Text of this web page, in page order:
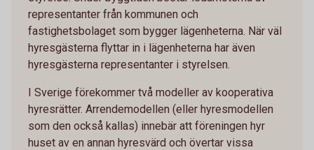
representanter från kommunen och
fastighetsbolaget som bygger lägenheterna. När väl
hyresgästerna flyttar in i lägenheterna har även
hyresgästerna representanter i styrelsen.
I Sverige förekommer två modeller av kooperativa
hyresrätter. Arrendemodellen (eller hyresmodellen
som den också kallas) innebär att föreningen hyr
huset av en annan hyresvärd och övertar vissa